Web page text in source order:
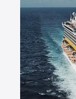
Israel
Italy
Japan